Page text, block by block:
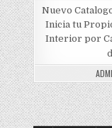
Nuevo
Inicia tu
Interior por